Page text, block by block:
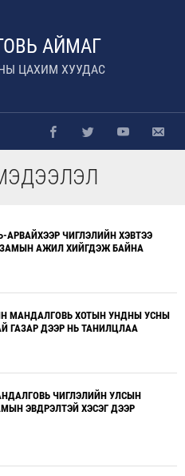
АЙМАГ
ЦАХИМ ХУУДАС
ЧИГЛЭЛИЙН ХЭВТЭЭ
ЗАМЫН АЖИЛ ХИЙГДЭЖ БАЙНА
МАНДАЛГОВЬ ХОТЫН УНДНЫ УСНЫ
ГАЗАР ДЭЭР НЬ ТАНИЛЦЛАА
ЧИГЛЭЛИЙН УЛСЫН
ЭВДРЭЛТЭЙ ХЭСЭГ ДЭЭР